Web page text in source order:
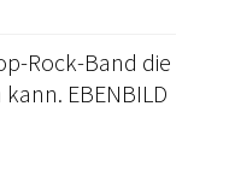
Rock-Band die
EBENBILD